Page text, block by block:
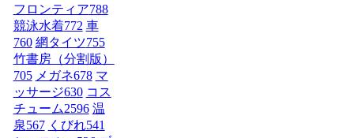
フロンティア788
競泳水着772 車
760 網タイツ755
竹書房（分割版）
705 メガネ678 マ
ッサージ630 コス
チューム2596 温
泉567 くびれ541